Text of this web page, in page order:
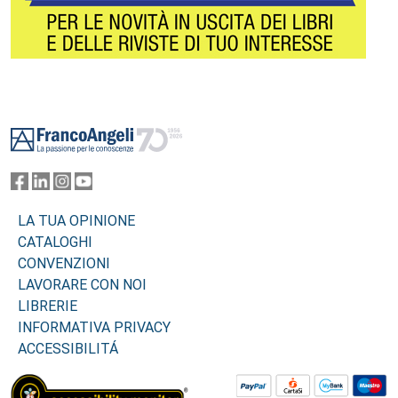
LA TUA OPINIONE
CATALOGHI
CONVENZIONI
LAVORARE CON NOI
LIBRERIE
INFORMATIVA PRIVACY
ACCESSIBILITÁ